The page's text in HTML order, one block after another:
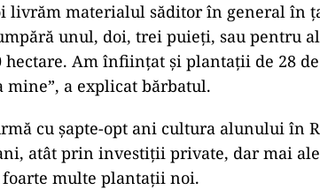
livrăm materialul săditor în general în
unul, doi, trei puieţi, sau pentru
Am înfiinţat şi plantaţii de 28 de
a explicat bărbatul.
cu şapte-opt ani cultura alunului în
atât prin investiţii private, dar mai
multe plantaţii noi.